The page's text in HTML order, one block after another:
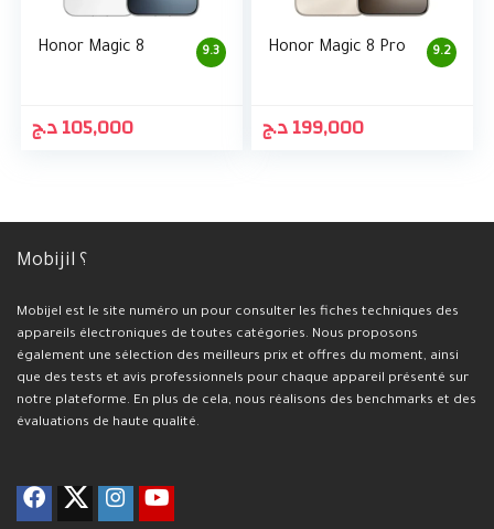
9.3
Honor Magic 8
105,000د.ج
9.2
Honor Magic 8 Pro
199,000د.ج
Mobijil ؟
Mobijel est le site numéro un pour consulter les fiches techniques des
appareils électroniques de toutes catégories. Nous proposons
également une sélection des meilleurs prix et offres du moment, ainsi
que des tests et avis professionnels pour chaque appareil présenté sur
notre plateforme. En plus de cela, nous réalisons des benchmarks et des
évaluations de haute qualité.